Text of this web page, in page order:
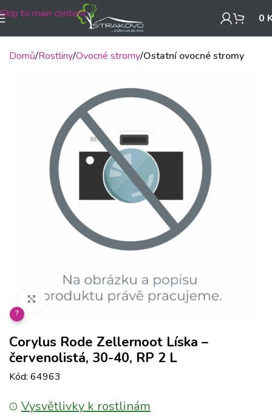
Skip to main content 0
Domů Rostliny Ovocné stromy Ostatní ovocné stromy
Klikněte pro zvětšení
?
Corylus Rode Zellernoot Líska –
červenolistá, 30-40, RP 2 L
Kód: 64963
Vysvětlivky k rostlinám